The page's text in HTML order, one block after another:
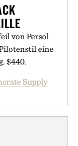
von Persol
eine
$440.
Supply